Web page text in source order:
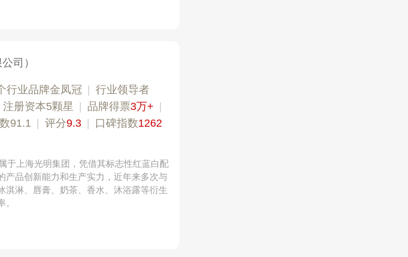
司）
行业品牌金凤冠
行业领导者
注册资本5颗星 品牌得票3万+
91.1 评分9.3 口碑指数1262
于上海光明集团，凭借其标志性红蓝白配
产品创新能力和生产实力，近年来多次与
淋、唇膏、奶茶、香水、沐浴露等衍生